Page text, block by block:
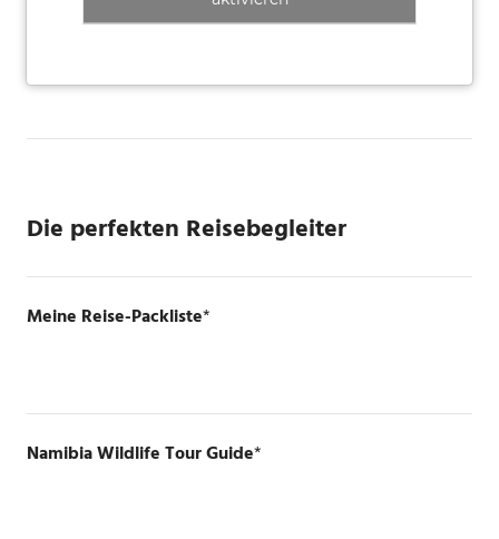
Die perfekten Reisebegleiter
Meine Reise-Packliste*
Namibia Wildlife Tour Guide*